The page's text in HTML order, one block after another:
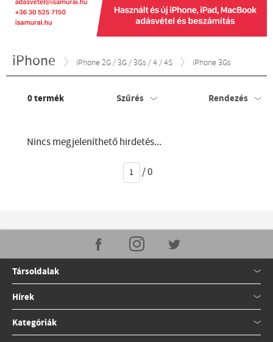
iPhone iPhone 2G / 3G / 3Gs / 4 / 4S iPhone 3Gs
0termék Szűrés Rendezés
Nincs megjeleníthető hirdetés...
/0
Társoldalak
Hírek
Kategóriák